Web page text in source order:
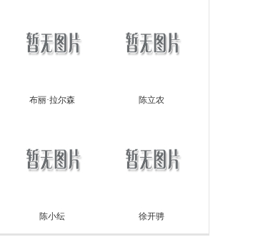
布丽·拉尔森 陈立农
陈小纭 徐开骋